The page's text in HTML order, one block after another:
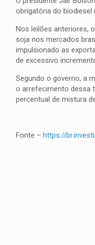
obrigatória do biodiesel
Nos leilões anteriores,
sojanos mercados
impulsionado as
de excessivo
Segundo o governo, a
o arrefecimento dessa
percentual de mistura
Fonte – https://